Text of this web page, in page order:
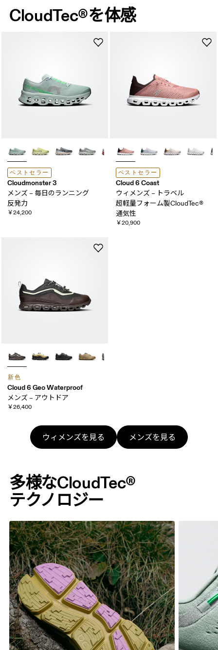
CloudTec®を体感
ベストセラー
Cloudmonster 3
メンズ – 毎日の​ランニング
反発力
￥24,200
ベストセラー
Cloud 6 Coast
ウィメンズ – トラベル
超軽量フォーム製CloudTec® ​
通気性
￥20,900
新色
Cloud 6 Geo Waterproof
メンズ – アウトドア
￥26,400
ウィメンズを見る メンズを見る
多様な​CloudTec®
テクノロジー